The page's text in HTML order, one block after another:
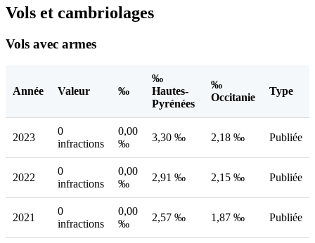
Vols et cambriolages
Vols avec armes
Année Valeur ‰
‰
Hautes-
Pyrénées
‰
Occitanie
Type
2023
0
infractions
0,00
‰
3,30 ‰ 2,18 ‰ Publiée
2022
0
infractions
0,00
‰
2,91 ‰ 2,15 ‰ Publiée
2021
0
infractions
0,00
‰
2,57 ‰ 1,87 ‰ Publiée